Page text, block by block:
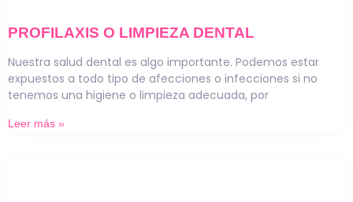
PROFILAXIS O LIMPIEZA DENTAL
Nuestra salud dental es algo importante. Podemos estar
expuestos a todo tipo de afecciones o infecciones si no
tenemos una higiene o limpieza adecuada, por
Leer más »